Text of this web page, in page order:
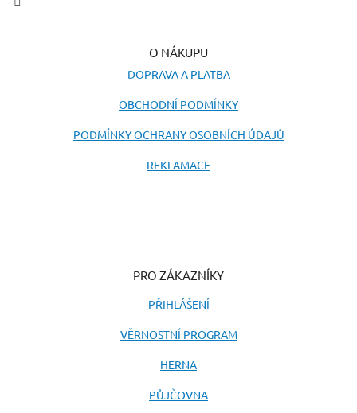
O NÁKUPU
DOPRAVA A PLATBA
OBCHODNÍ PODMÍNKY
PODMÍNKY OCHRANY OSOBNÍCH ÚDAJŮ
REKLAMACE
PRO ZÁKAZNÍKY
PŘIHLÁŠENÍ
VĚRNOSTNÍ PROGRAM
HERNA
PŮJČOVNA